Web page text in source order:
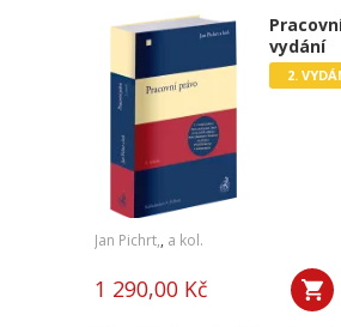
vydání
2.
Jan Pichrt,, a kol.
1 290,00 Kč